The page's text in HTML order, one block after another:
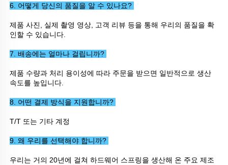
6. 어떻게 당신의 품질을 알 수 있나요?
제품 사진, 실제 촬영 영상, 고객 리뷰 등을 통해 우리의 품질을 확
인할 수 있습니다.
7. 배송에는 얼마나 걸립니까?
제품 수량과 처리 용이성에 따라 주문을 받으면 일반적으로 생산
속도를 높입니다.
8. 어떤 결제 방식을 지원합니까?
T/T 또는 기타 계정
9. 왜 우리를 선택해야 합니까?
우리는 거의 20년에 걸쳐 하드웨어 스프링을 생산해 온 주요 제조